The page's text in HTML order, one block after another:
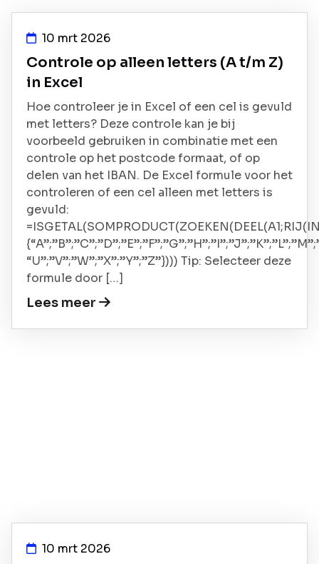
10 mrt 2026
Controle op alleen letters (A t/m Z)
in Excel
Hoe controleer je in Excel of een cel is gevuld
met letters? Deze controle kan je bij
voorbeeld gebruiken in combinatie met een
controle op het postcode formaat, of op
delen van het IBAN. De Excel formule voor het
controleren of een cel alleen met letters is
gevuld:
“U”;”V”;”W”;”X”;”Y”;”Z”}))) Tip: Selecteer deze
formule door […]
Lees meer
10 mrt 2026